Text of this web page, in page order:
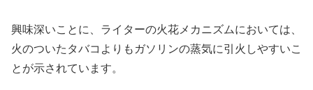
興味深いことに、ライターの火花メカニズムにおいては、
火のついたタバコよりもガソリンの蒸気に引火しやすいこ
とが示されています。